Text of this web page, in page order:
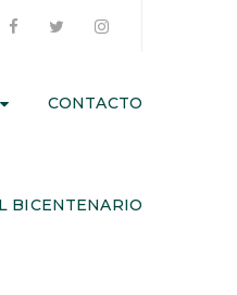
CONTACTO
BICENTENARIO